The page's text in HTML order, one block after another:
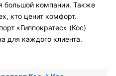
большой компании. Также
кто ценит комфорт.
«Гиппократес» (Кос)
для каждого клиента.